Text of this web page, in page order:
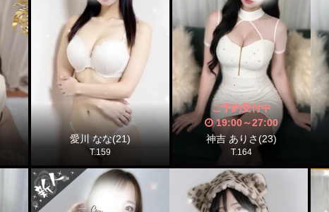
愛川 なな(21)
T.159
ご予約受付中
19:00～27:00
神吉 ありさ(23)
T.164